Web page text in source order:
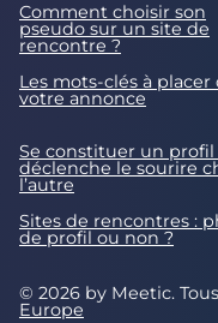
Comment choisir son
pseudo sur un site de
rencontre ?
Les mots-clés à placer
votre annonce
Se constituer un
déclenche le sourire
l’autre
Sites de rencontres :
de profil ou non ?
© 2026 by Meetic.
Europe